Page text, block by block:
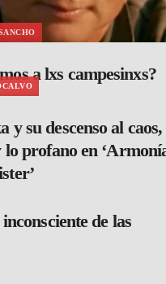
a lxs campesinxs?
y su descenso al caos,
lo profano en
inconsciente de las